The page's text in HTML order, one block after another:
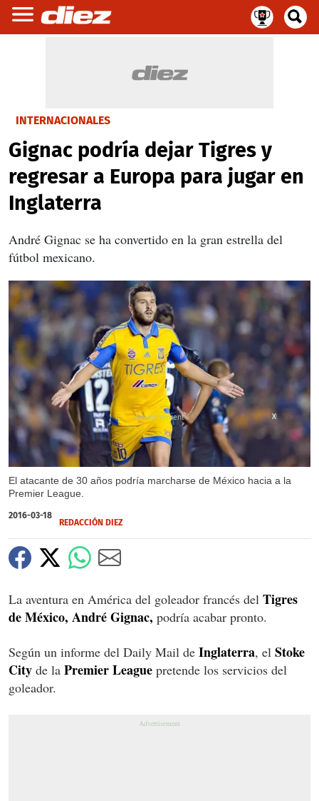
INTERNACIONALES
Gignac podría dejar Tigres y
regresar a Europa para jugar en
Inglaterra
André Gignac se ha convertido en la gran estrella del
fútbol mexicano.
El atacante de 30 años podría marcharse de México hacia a la
Premier League.
X
2016-03-18
REDACCIÓN DIEZ
La aventura en América del goleador francés del Tigres
de México, André Gignac, podría acabar pronto.
Según un informe del Daily Mail de Inglaterra, el Stoke
City de la PremierLeague pretende los servicios del
goleador.